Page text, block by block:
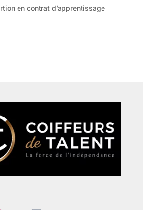
en contrat d’apprentissage